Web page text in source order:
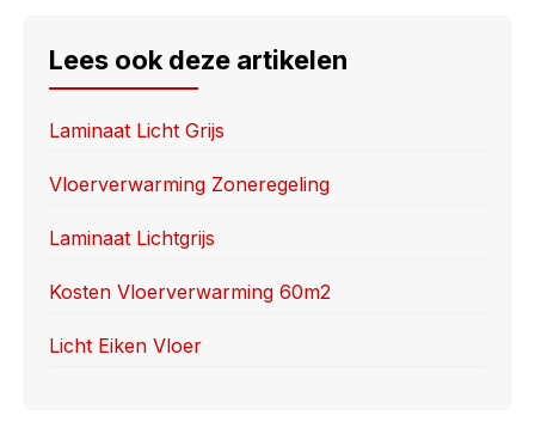
e
b
o
o
o
d
o
n
e
Lees ook deze artikelen
Laminaat Licht Grijs
Vloerverwarming Zoneregeling
Laminaat Lichtgrijs
Kosten Vloerverwarming 60m2
Licht Eiken Vloer